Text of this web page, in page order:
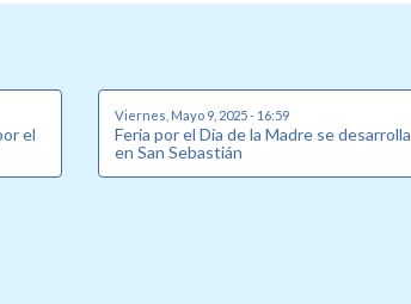
el
Viernes, Mayo 9, 2025 - 16:59
Feria por el Día de la Madre se desarrolla
en San Sebastián